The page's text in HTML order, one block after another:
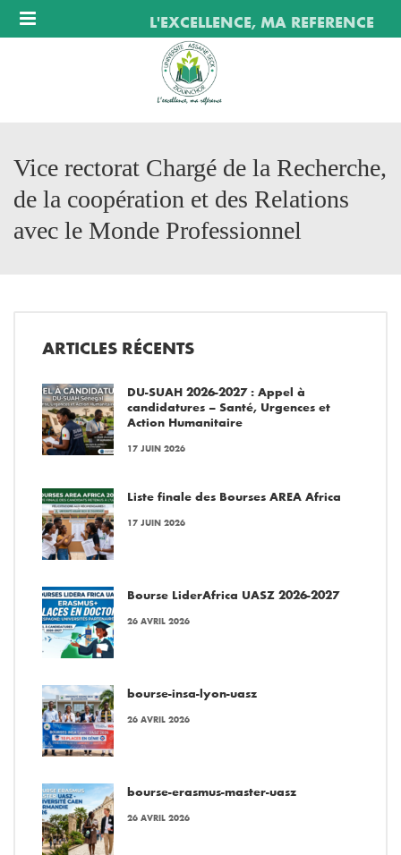
Menu L'EXCELLENCE, MA REFERENCE
Vice rectorat Chargé de la Recherche,
de la coopération et des Relations
avec le Monde Professionnel
ARTICLES RÉCENTS
DU-SUAH 2026-2027 : Appel à
candidatures – Santé, Urgences et
Action Humanitaire
17 JUIN 2026
Liste finale des Bourses AREA Africa
17 JUIN 2026
Bourse LiderAfrica UASZ 2026-2027
26 AVRIL 2026
bourse-insa-lyon-uasz
26 AVRIL 2026
bourse-erasmus-master-uasz
26 AVRIL 2026